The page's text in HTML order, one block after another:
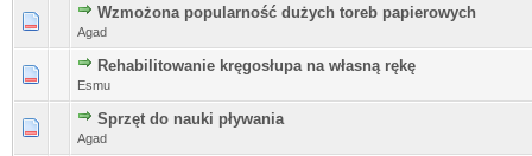
Wzmożona popularność dużych toreb papierowych
Agad
Rehabilitowanie kręgosłupa na własną rękę
Esmu
Sprzęt do nauki pływania
Agad